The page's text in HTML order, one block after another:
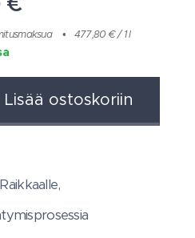
477,80 € / 1 l
Lisää ostoskoriin